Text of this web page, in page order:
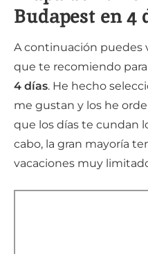
Budapest en 4
A continuación puedes
que te recomiendo
4 días. He hecho
me gustan y los he
que los días te cundan
cabo, la gran mayoría
vacaciones muy